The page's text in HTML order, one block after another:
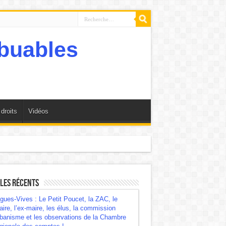
Vidéos
régionale des comptes !
récents
Vives : Le Petit Poucet, la ZAC, le
l’ex-maire, les élus, la commission
et les observations de la Chambre